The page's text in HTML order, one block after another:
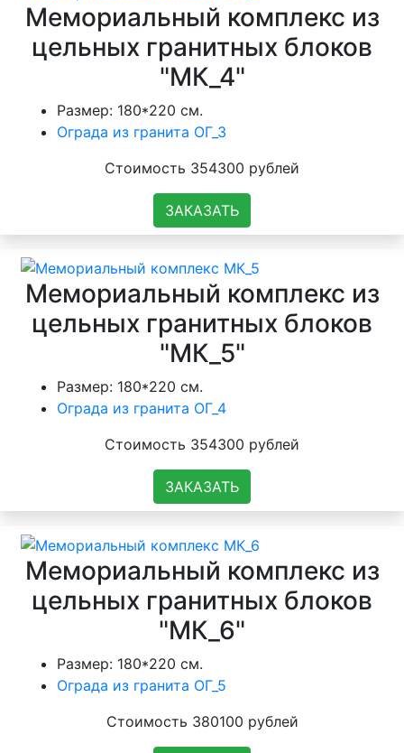
Мемориальный комплекс из
цельных гранитных блоков
"МК_4"
Размер: 180*220 см.
Ограда из гранита ОГ_3
Стоимость 354300 рублей
ЗАКАЗАТЬ
Мемориальный комплекс из
цельных гранитных блоков
"МК_5"
Размер: 180*220 см.
Ограда из гранита ОГ_4
Стоимость 354300 рублей
ЗАКАЗАТЬ
Мемориальный комплекс из
цельных гранитных блоков
"МК_6"
Размер: 180*220 см.
Ограда из гранита ОГ_5
Стоимость 380100 рублей